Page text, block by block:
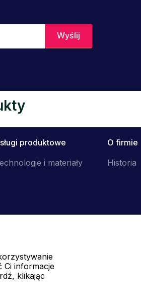
produktowe
i materiały
O firmie
Historia
Ci informacje
klikając